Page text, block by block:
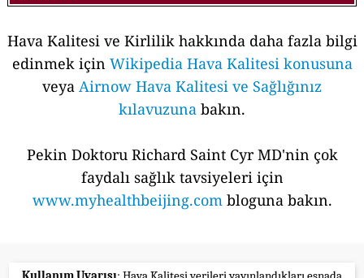
Hava Kalitesi ve Kirlilik hakkında daha fazla bilgi
edinmek için Wikipedia Hava Kalitesi konusuna
veya Airnow Hava Kalitesi ve Sağlığınız
kılavuzuna bakın.
Pekin Doktoru Richard Saint Cyr MD'nin çok
faydalı sağlık tavsiyeleri için
www.myhealthbeijing.combloguna bakın.